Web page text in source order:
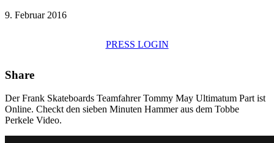
9. Februar 2016
PRESS LOGIN
Share
Der Frank Skateboards Teamfahrer Tommy May Ultimatum Part ist
Online. Checkt den sieben Minuten Hammer aus dem Tobbe
Perkele Video.